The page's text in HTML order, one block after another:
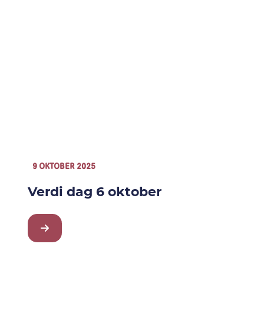
9 OKTOBER 2025
Verdi dag 6 oktober